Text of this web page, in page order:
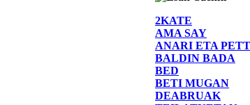
2KATE
AMA SAY
ANARI ETA
BALDIN BADA
BED
BETI MUGAN
DEABRUAK